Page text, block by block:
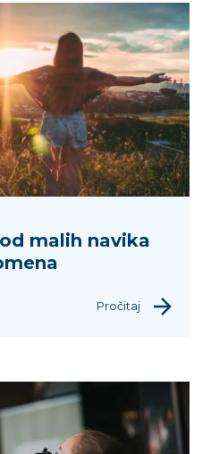
malih navika
Pročitaj